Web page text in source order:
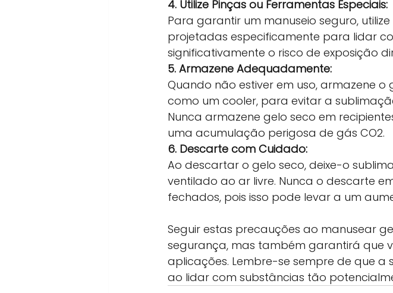
4. Utilize Pinças ou Ferramentas Especiais:
Para garantir um manuseio seguro,
projetadas especificamente para lidar
significativamente o risco de exposição
5. Armazene Adequadamente:
Quando não estiver em uso, armazene o
como um cooler, para evitar a
Nunca armazene gelo seco em
uma acumulação perigosa de gás CO2.
6. Descarte com Cuidado:
Ao descartar o gelo seco, deixe-o
ventilado ao ar livre. Nunca o descarte
fechados, pois isso pode levar a um
Seguir estas precauções ao manusear
segurança, mas também garantirá que
aplicações. Lembre-se sempre de que
ao lidar com substâncias tão